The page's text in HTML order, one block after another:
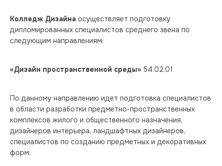
Колледж Дизайна осуществляет подготовку
дипломированных специалистов среднего звена по
следующим направлениям:
«Дизайн пространственной среды» 54.02.01
По данному направлению идет подготовка специалистов
в области разработки предметно-пространственных
комплексов жилого и общественного назначения,
дизайнеров интерьера, ландшафтных дизайнеров,
специалистов по созданию предметных и декоративных
форм.